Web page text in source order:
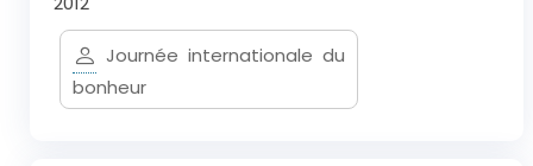
Journée internationale du
bonheur